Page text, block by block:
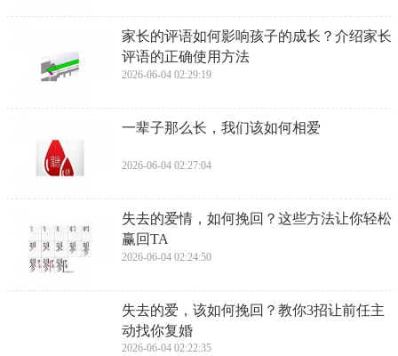
​家长的评语如何影响孩子的成长？介绍家长
评语的正确使用方法
2026-06-04 02:29:19
​一辈子那么长，我们该如何相爱
2026-06-04 02:27:04
​失去的爱情，如何挽回？这些方法让你轻松
赢回TA
2026-06-04 02:24:50
​失去的爱，该如何挽回？教你3招让前任主
动找你复婚
2026-06-04 02:22:35